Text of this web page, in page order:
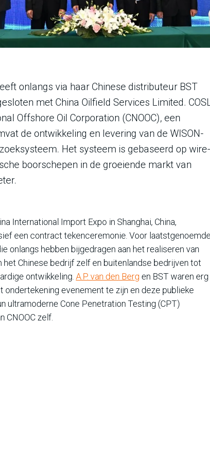
onlangs via haar Chinese distributeur BST
met China Oilfield Services Limited.
Offshore Oil Corporation (CNOOC), een
de ontwikkeling en levering van de WISON-
Het systeem is gebaseerd op wire-
boorschepen in de groeiende markt van
International Import Expo in Shanghai, China,
een contract tekenceremonie. Voor
onlangs hebben bijgedragen aan het realiseren van
Chinese bedrijf zelf en buitenlandse bedrijven tot
ontwikkeling. A.P. van den Berg en BST waren erg
evenement te zijn en deze publieke
ultramoderne Cone Penetration Testing (CPT)
CNOOC zelf.